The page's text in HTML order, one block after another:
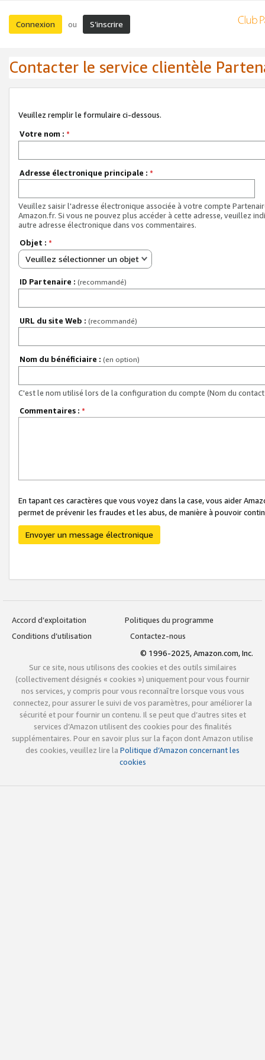
Connexion ou S’inscrire
Contacter le service clientèle
Veuillez remplir le formulaire ci-dessous.
Votre nom : *
Adresse électronique principale : *
Veuillez saisir l'adresse électronique associée à votre compte
Amazon.fr. Si vous ne pouvez plus accéder à cette adresse, veuillez
autre adresse électronique dans vos commentaires.
Objet : *
Veuillez sélectionner un objet
ID Partenaire : (recommandé)
URL du site Web : (recommandé)
Nom du bénéficiaire : (en option)
C'est le nom utilisé lors de la configuration du compte (Nom du
Commentaires : *
En tapant ces caractères que vous voyez dans la case, vous aider
permet de prévenir les fraudes et les abus, de manière à pouvoir
Envoyer un message électronique
Accord d’exploitation
Politiques du programme
Conditions d’utilisation
Contactez-nous
© 1996-2025, Amazon.com, Inc.
Sur ce site, nous utilisons des cookies et des outils similaires
(collectivement désignés « cookies ») uniquement pour vous fournir
nos services, y compris pour vous reconnaître lorsque vous vous
connectez, pour assurer le suivi de vos paramètres, pour améliorer la
sécurité et pour fournir un contenu. Il se peut que d’autres sites et
services d’Amazon utilisent des cookies pour des finalités
supplémentaires. Pour en savoir plus sur la façon dont Amazon utilise
des cookies, veuillez lire la Politique d’Amazon concernant les
cookies